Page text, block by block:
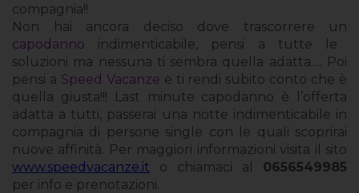
compagnia!!
Non hai ancora deciso dove trascorrere un
capodanno indimenticabile, pensi a tutte le
soluzioni ma nessuna ti sembra quella adatta…. Poi
pensi a Speed Vacanze e ti rendi subito conto che è
quella giusta!!! Last minute capodanno è l’offerta
adatta a tutti, passerai una notte indimenticabile in
compagnia di persone single con le quali scoprirai
nuove affinità. Per maggiori informazioni visita il sito
www.speedvacanze.it o chiamaci al 0656549985
per info e prenotazioni.